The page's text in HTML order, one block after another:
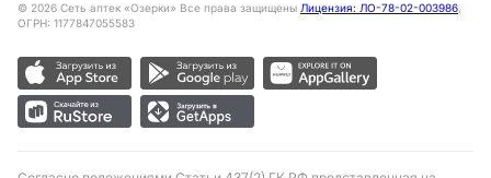
© 2026 Сеть аптек «Озерки» Все права защищены Лицензия: ЛО-78-02-003986,
ОГРН: 1177847055583